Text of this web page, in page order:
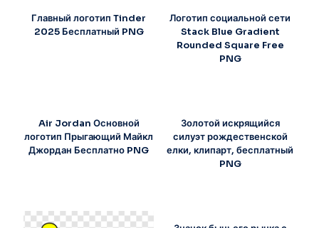
Главный логотип Tinder
2025 Бесплатный PNG
Логотип социальной сети
Stack Blue Gradient
Rounded Square Free
PNG
Air Jordan Основной
логотип Прыгающий Майкл
Джордан Бесплатно PNG
Золотой искрящийся
силуэт рождественской
елки, клипарт, бесплатный
PNG